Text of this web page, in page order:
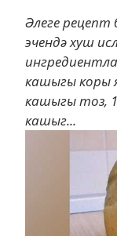
Әлеге рецепт
эчендә хуш
кашыгы коры
кашыгы тоз,
кашыг...